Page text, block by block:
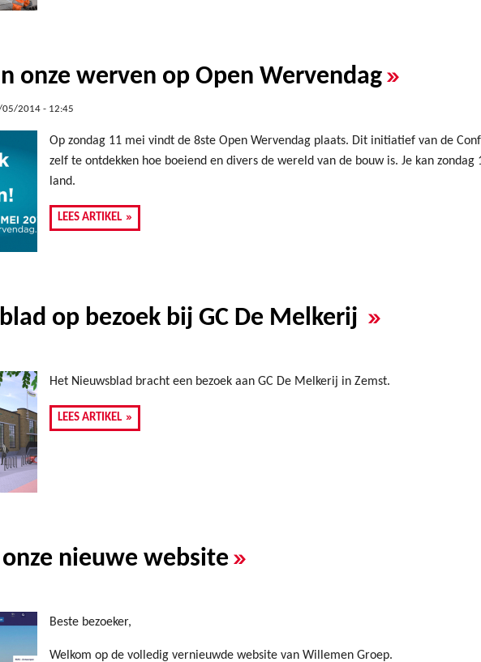
onze werven op Open Wervendag»
2014 - 12:45
Op zondag 11 mei vindt de 8ste Open Wervendag plaats. Dit initiatief van de
zelf te ontdekken hoe boeiend en divers de wereld van de bouw is. Je kan
land.
LEES ARTIKEL »
op bezoek bij GC De Melkerij »
Het Nieuwsblad bracht een bezoek aan GC De Melkerij in Zemst.
LEES ARTIKEL »
nieuwe website»
Beste bezoeker,
Welkom op de volledig vernieuwde website van Willemen Groep.